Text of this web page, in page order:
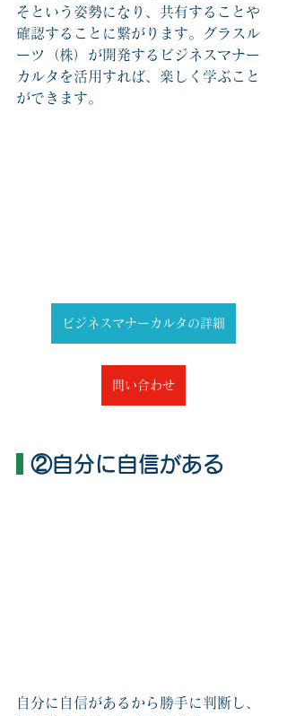
そという姿勢になり、共有することや
確認することに繋がります。グラスル
ーツ（株）が開発するビジネスマナー
カルタを活用すれば、楽しく学ぶこと
ができます。
ビジネスマナーカルタの詳細
問い合わせ
②自分に自信がある
自分に自信があるから勝手に判断し、